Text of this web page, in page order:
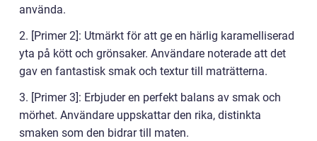
använda.
2. [Primer 2]: Utmärkt för att ge en härlig karamelliserad
yta på kött och grönsaker. Användare noterade att det
gav en fantastisk smak och textur till maträtterna.
3. [Primer 3]: Erbjuder en perfekt balans av smak och
mörhet. Användare uppskattar den rika, distinkta
smaken som den bidrar till maten.